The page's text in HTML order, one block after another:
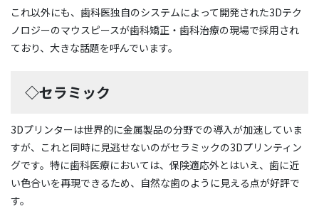
これ以外にも、歯科医独自のシステムによって開発された3Dテク
ノロジーのマウスピースが歯科矯正・歯科治療の現場で採用され
ており、大きな話題を呼んでいます。
◇セラミック
3Dプリンターは世界的に金属製品の分野での導入が加速していま
すが、これと同時に見逃せないのがセラミックの3Dプリンティン
グです。特に歯科医療においては、保険適応外とはいえ、歯に近
い色合いを再現できるため、自然な歯のように見える点が好評で
す。